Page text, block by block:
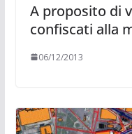
A proposito di
confiscati alla
06/12/2013